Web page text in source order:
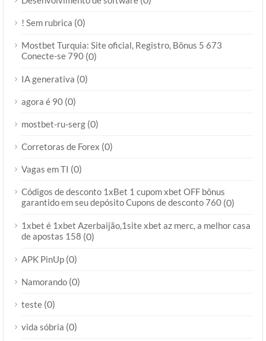
! Sem rubrica (0)
Mostbet Turquia: Site oficial, Registro, Bônus 5 673
Conecte-se 790 (0)
IA generativa (0)
agora é 90 (0)
mostbet-ru-serg (0)
Corretoras de Forex (0)
Vagas em TI (0)
Códigos de desconto 1xBet 1 cupom xbet OFF bônus
garantido em seu depósito Cupons de desconto 760 (0)
1xbet é 1xbet Azerbaijão,1site xbet az merc, a melhor casa
de apostas 158 (0)
APK PinUp (0)
Namorando (0)
teste (0)
vida sóbria (0)